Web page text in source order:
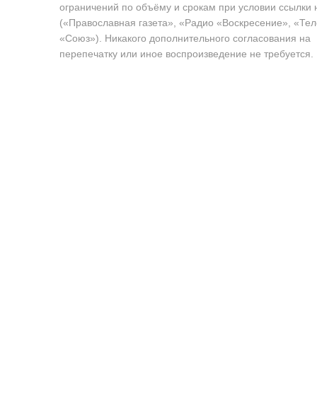
ограничений по объёму и срокам при условии ссылки
(«Православная газета», «Радио «Воскресение»,
«Союз»). Никакого дополнительного согласования на
перепечатку или иное воспроизведение не требуется.